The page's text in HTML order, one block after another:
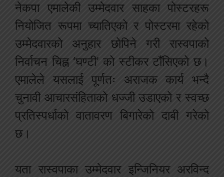
नेकपा एमालेकी उम्मेदवार साहका पोस्टरहरू
नियोजित रूपमा च्यातिएको र पोस्टरमा रहेको
उम्मेदवारको अनुहार छोपिने गरी रास्वपाको
निर्वाचन चिह्न ‘घण्टी’ को स्टीकर टाँसिएको छ।
एमालेले यसलाई पूर्णतः अराजक कार्य भन्दै
चुनावी आचारसंहिताको धज्जी उडाएको र स्वच्छ
प्रतिस्पर्धाको वातावरण बिगारेको दाबी गरेको
छ।
यता रास्वपाका उम्मेदवार इन्जिनियर अरविन्द